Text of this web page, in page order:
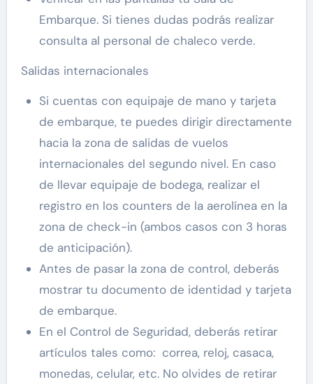
Embarque. Si tienes dudas podrás realizar
consulta al personal de chaleco verde.
Salidas internacionales
Si cuentas con equipaje de mano y tarjeta
de embarque, te puedes dirigir directamente
hacia la zona de salidas de vuelos
internacionales del segundo nivel. En caso
de llevar equipaje de bodega, realizar el
registro en los counters de la aerolínea en la
zona de check-in (ambos casos con 3 horas
de anticipación).
Antes de pasar la zona de control, deberás
mostrar tu documento de identidad y tarjeta
de embarque.
En el Control de Seguridad, deberás retirar
artículos tales como: correa, reloj, casaca,
monedas, celular, etc. No olvides de retirar